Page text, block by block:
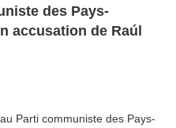
des Pays-
accusation de Raúl